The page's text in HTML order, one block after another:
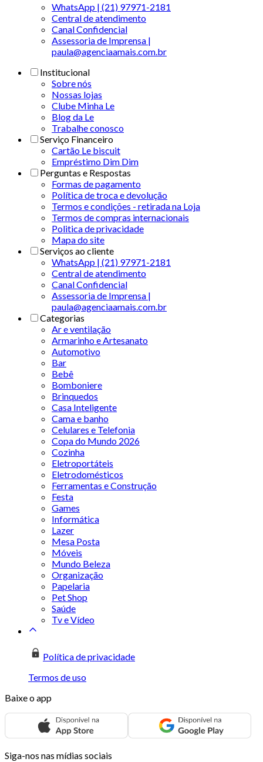
WhatsApp | (21) 97971-2181
Central de atendimento
Canal Confidencial
Assessoria de Imprensa |
paula@agenciaamais.com.br
Institucional
Sobre nós
Nossas lojas
Clube Minha Le
Blog da Le
Trabalhe conosco
Serviço Financeiro
Cartão Le biscuit
Empréstimo Dim Dim
Perguntas e Respostas
Formas de pagamento
Política de troca e devolução
Termos e condições - retirada na Loja
Termos de compras internacionais
Politica de privacidade
Mapa do site
Serviços ao cliente
WhatsApp | (21) 97971-2181
Central de atendimento
Canal Confidencial
Assessoria de Imprensa |
paula@agenciaamais.com.br
Categorias
Ar e ventilação
Armarinho e Artesanato
Automotivo
Bar
Bebê
Bomboniere
Brinquedos
Casa Inteligente
Cama e banho
Celulares e Telefonia
Copa do Mundo 2026
Cozinha
Eletroportáteis
Eletrodomésticos
Ferramentas e Construção
Festa
Games
Informática
Lazer
Mesa Posta
Móveis
Mundo Beleza
Organização
Papelaria
Pet Shop
Saúde
Tv e Vídeo
Política de privacidade
Termos de uso
Baixe o app
Siga-nos nas mídias sociais